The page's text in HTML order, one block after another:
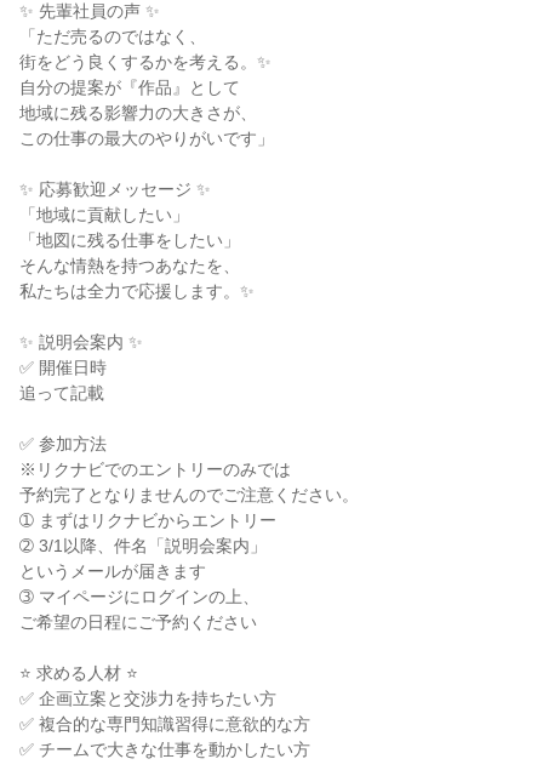
✨ 先輩社員の声 ✨
「ただ売るのではなく、
街をどう良くするかを考える。✨
自分の提案が『作品』として
地域に残る影響力の大きさが、
この仕事の最大のやりがいです」
✨ 応募歓迎メッセージ ✨
「地域に貢献したい」
「地図に残る仕事をしたい」
そんな情熱を持つあなたを、
私たちは全力で応援します。✨
✨ 説明会案内 ✨
✅ 開催日時
追って記載
✅ 参加方法
※リクナビでのエントリーのみでは
予約完了となりませんのでご注意ください。
➀ まずはリクナビからエントリー
➁ 3/1以降、件名「説明会案内」
というメールが届きます
➂ マイページにログインの上、
ご希望の日程にご予約ください
⭐ 求める人材 ⭐
✅ 企画立案と交渉力を持ちたい方
✅ 複合的な専門知識習得に意欲的な方
✅ チームで大きな仕事を動かしたい方